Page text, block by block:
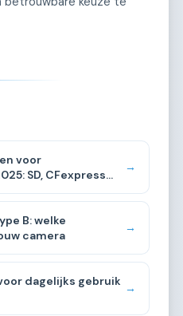
voor
SD, CFexpress
→
B: welke
camera
→
dagelijks gebruik
→